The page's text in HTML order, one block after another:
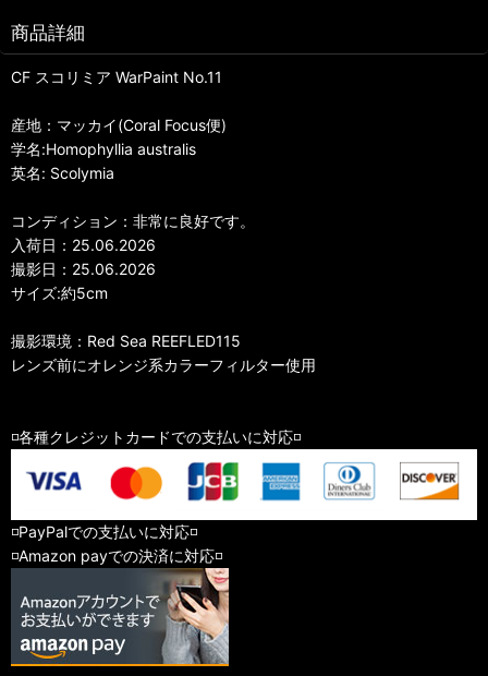
商品詳細
CF スコリミア WarPaint No.11
産地：マッカイ(Coral Focus便)
学名:Homophyllia australis
英名: Scolymia
コンディション：非常に良好です。
入荷日：25.06.2026
撮影日：25.06.2026
サイズ:約5cm
撮影環境：Red Sea REEFLED115
レンズ前にオレンジ系カラーフィルター使用
◽️各種クレジットカードでの支払いに対応◽️
◽️PayPalでの支払いに対応◽️
◽️Amazon payでの決済に対応◽️